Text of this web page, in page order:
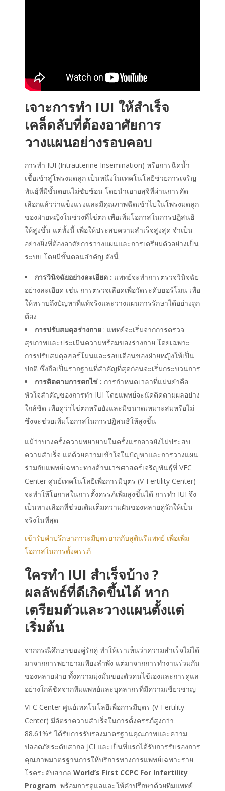
เจาะการทำ IUI ให้สำเร็จ
เคล็ดลับที่ต้องอาศัยการ
วางแผนอย่างรอบคอบ
การทำ IUI (Intrauterine Insemination) หรือการฉีดน้ำ
เชื้อเข้าสู่โพรงมดลูก เป็นหนึ่งในเทคโนโลยีช่วยการเจริญ
พันธุ์ที่มีขั้นตอนไม่ซับซ้อน โดยนำเอาอสุจิที่ผ่านการคัด
เลือกแล้วว่าแข็งแรงและมีคุณภาพฉีดเข้าไปในโพรงมดลูก
ของฝ่ายหญิงในช่วงที่ไข่ตก เพื่อเพิ่มโอกาสในการปฏิสนธิ
ให้สูงขึ้น แต่ทั้งนี้ เพื่อให้ประสบความสำเร็จสูงสุด จำเป็น
อย่างยิ่งที่ต้องอาศัยการวางแผนและการเตรียมตัวอย่างเป็น
ระบบ โดยมีขั้นตอนสำคัญ ดังนี้
การวินิจฉัยอย่างละเอียด : แพทย์จะทำการตรวจวินิจฉัย
อย่างละเอียด เช่น การตรวจเลือดเพื่อวัดระดับฮอร์โมน เพื่อ
ให้ทราบถึงปัญหาที่แท้จริงและวางแผนการรักษาได้อย่างถูก
ต้อง
การปรับสมดุลร่างกาย : แพทย์จะเริ่มจากการตรวจ
สุขภาพและประเมินความพร้อมของร่างกาย โดยเฉพาะ
การปรับสมดุลฮอร์โมนและรอบเดือนของฝ่ายหญิงให้เป็น
ปกติ ซึ่งถือเป็นรากฐานที่สำคัญที่สุดก่อนจะเริ่มกระบวนการ
การติดตามการตกไข่ : การกำหนดเวลาที่แม่นยำคือ
หัวใจสำคัญของการทำ IUI โดยแพทย์จะนัดติดตามผลอย่าง
ใกล้ชิด เพื่อดูว่าไข่ตกหรือยังและมีขนาดเหมาะสมหรือไม่
ซึ่งจะช่วยเพิ่มโอกาสในการปฏิสนธิให้สูงขึ้น
แม้ว่าบางครั้งความพยายามในครั้งแรกอาจยังไม่ประสบ
ความสำเร็จ แต่ด้วยความเข้าใจในปัญหาและการวางแผน
ร่วมกับแพทย์เฉพาะทางด้านเวชศาสตร์เจริญพันธุ์ที่ VFC
Center ศูนย์เทคโนโลยีเพื่อการมีบุตร (V-Fertility Center)
จะทำให้โอกาสในการตั้งครรภ์เพิ่มสูงขึ้นได้ การทำ IUI จึง
เป็นทางเลือกที่ช่วยเติมเต็มความฝันของหลายคู่รักให้เป็น
จริงในที่สุด
เข้ารับคำปรึกษาภาวะมีบุตรยากกับสูตินรีแพทย์ เพื่อเพิ่ม
โอกาสในการตั้งครรภ์
ใครทำ IUI สำเร็จบ้าง?
ผลลัพธ์ที่ดีเกิดขึ้นได้ หาก
เตรียมตัวและวางแผนตั้งแต่
เริ่มต้น
จากกรณีศึกษาของคู่รักคู่ ทำให้เราเห็นว่าความสำเร็จไม่ได้
มาจากการพยายามเพียงลำพัง แต่มาจากการทำงานร่วมกัน
ของหลายฝ่าย ทั้งความมุ่งมั่นของตัวคนไข้เองและการดูแล
อย่างใกล้ชิดจากทีมแพทย์และบุคลากรที่มีความเชี่ยวชาญ
VFC Center ศูนย์เทคโนโลยีเพื่อการมีบุตร (V-Fertility
Center) มีอัตราความสำเร็จในการตั้งครรภ์สูงกว่า
88.61%* ได้รับการรับรองมาตรฐานคุณภาพและความ
ปลอดภัยระดับสากล JCI และเป็นที่แรกได้รับการรับรองการ
คุณภาพมาตรฐานการให้บริการทางการแพทย์เฉพาะราย
โรคระดับสากล World’s First CCPC For Infertility
Program พร้อมการดูแลและให้คำปรึกษาด้วยทีมแพทย์